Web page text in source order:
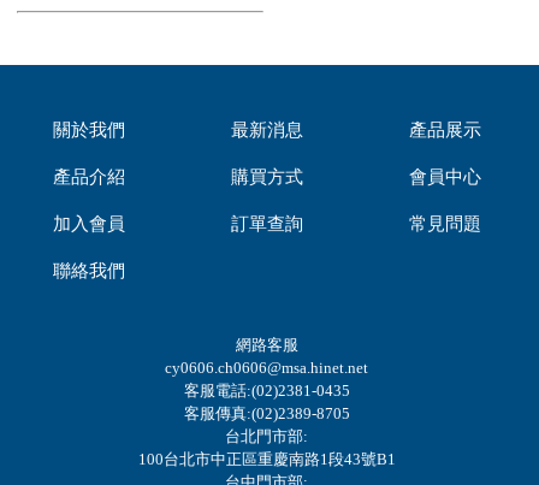
關於我們 最新消息 產品展示
產品介紹 購買方式 會員中心
加入會員 訂單查詢 常見問題
聯絡我們
網路客服
cy0606.ch0606@msa.hinet.net
客服電話:(02)2381-0435
客服傳真:(02)2389-8705
台北門市部:
100台北市中正區重慶南路1段43號B1